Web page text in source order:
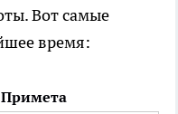
Вот самые
время:
Примета